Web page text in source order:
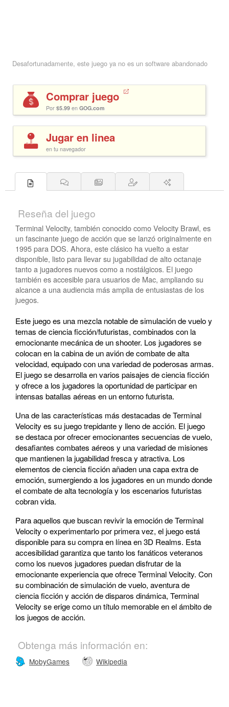
Desafortunadamente, este juego ya no es un software abandonado
Comprar juego
Por $5.99 en GOG.com
Jugar en linea
en tu navegador
Reseña del juego
Terminal Velocity, también conocido como Velocity Brawl, es
un fascinante juego de acción que se lanzó originalmente en
1995 para DOS. Ahora, este clásico ha vuelto a estar
disponible, listo para llevar su jugabilidad de alto octanaje
tanto a jugadores nuevos como a nostálgicos. El juego
también es accesible para usuarios de Mac, ampliando su
alcance a una audiencia más amplia de entusiastas de los
juegos.
Este juego es una mezcla notable de simulación de vuelo y
temas de ciencia ficción/futuristas, combinados con la
emocionante mecánica de un shooter. Los jugadores se
colocan en la cabina de un avión de combate de alta
velocidad, equipado con una variedad de poderosas armas.
El juego se desarrolla en varios paisajes de ciencia ficción
y ofrece a los jugadores la oportunidad de participar en
intensas batallas aéreas en un entorno futurista.
Una de las características más destacadas de Terminal
Velocity es su juego trepidante y lleno de acción. El juego
se destaca por ofrecer emocionantes secuencias de vuelo,
desafiantes combates aéreos y una variedad de misiones
que mantienen la jugabilidad fresca y atractiva. Los
elementos de ciencia ficción añaden una capa extra de
emoción, sumergiendo a los jugadores en un mundo donde
el combate de alta tecnología y los escenarios futuristas
cobran vida.
Para aquellos que buscan revivir la emoción de Terminal
Velocity o experimentarlo por primera vez, el juego está
disponible para su compra en línea en 3D Realms. Esta
accesibilidad garantiza que tanto los fanáticos veteranos
como los nuevos jugadores puedan disfrutar de la
emocionante experiencia que ofrece Terminal Velocity. Con
su combinación de simulación de vuelo, aventura de
ciencia ficción y acción de disparos dinámica, Terminal
Velocity se erige como un título memorable en el ámbito de
los juegos de acción.
Obtenga más información en:
MobyGames Wikipedia